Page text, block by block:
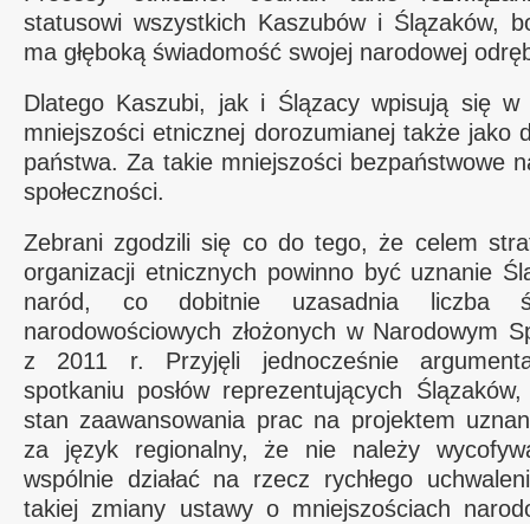
statusowi wszystkich Kaszubów i Ślązaków,
ma głęboką świadomość swojej narodowej
Dlatego Kaszubi, jak i Ślązacy wpisują się w
mniejszości etnicznej dorozumianej także jako
państwa. Za takie mniejszości bezpaństwowe
społeczności.
Zebrani zgodzili się co do tego, że celem
organizacji etnicznych powinno być uznanie
naród, co dobitnie uzasadnia liczba
narodowościowych złożonych w Narodowym
z 2011 r. Przyjęli jednocześnie
spotkaniu posłów reprezentujących
stan zaawansowania prac na projektem
za język regionalny, że nie należy
wspólnie działać na rzecz rychłego
takiej zmiany ustawy o mniejszościach